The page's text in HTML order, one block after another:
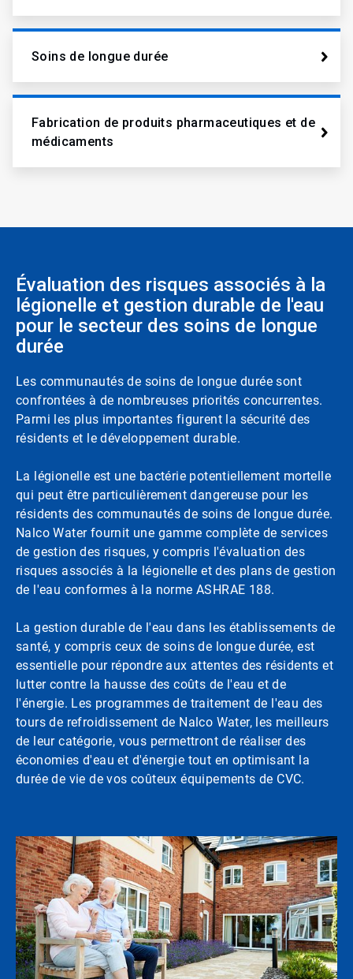
Soins de longue durée
Fabrication de produits pharmaceutiques et de
médicaments
Évaluation des risques associés à la
légionelle et gestion durable de l'eau
pour le secteur des soins de longue
durée
Les communautés de soins de longue durée sont
confrontées à de nombreuses priorités concurrentes.
Parmi les plus importantes figurent la sécurité des
résidents et le développement durable.
La légionelle est une bactérie potentiellement mortelle
qui peut être particulièrement dangereuse pour les
résidents des communautés de soins de longue durée.
Nalco Water fournit une gamme complète de services
de gestion des risques, y compris l'évaluation des
risques associés à la légionelle et des plans de gestion
de l'eau conformes à la norme ASHRAE 188.
La gestion durable de l'eau dans les établissements de
santé, y compris ceux de soins de longue durée, est
essentielle pour répondre aux attentes des résidents et
lutter contre la hausse des coûts de l'eau et de
l'énergie. Les programmes de traitement de l'eau des
tours de refroidissement de Nalco Water, les meilleurs
de leur catégorie, vous permettront de réaliser des
économies d'eau et d'énergie tout en optimisant la
durée de vie de vos coûteux équipements de CVC.